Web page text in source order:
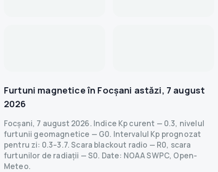
Furtuni magnetice în Focșani astăzi, 7 august
2026
Focșani, 7 august 2026. Indice Kp curent — 0.3, nivelul
furtunii geomagnetice — G0. Intervalul Kp prognozat
pentru zi: 0.3–3.7. Scara blackout radio — R0, scara
furtunilor de radiații — S0. Date: NOAA SWPC, Open-
Meteo.